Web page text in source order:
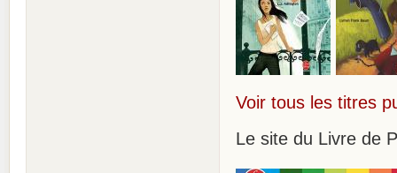
Voir tous les titres
Le site du Livre de